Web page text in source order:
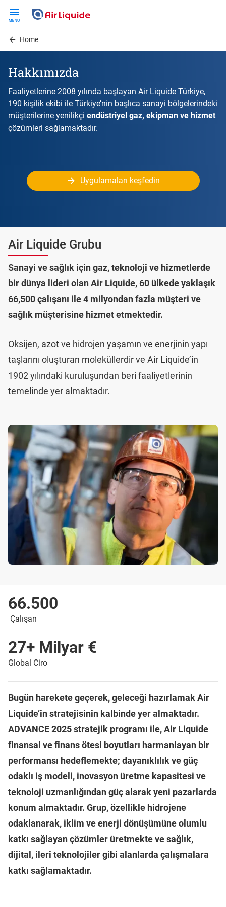
contentHome
Hakkımızda
Faaliyetlerine 2008 yılında başlayan Air Liquide Türkiye,
190 kişilik ekibi ile Türkiye’nin başlıca sanayi bölgelerindeki
müşterilerine yenilikçi endüstriyel gaz, ekipman ve hizmet
çözümleri sağlamaktadır.
Uygulamaları keşfedin
Air Liquide Grubu
Sanayi ve sağlık için gaz, teknoloji ve hizmetlerde
bir dünya lideri olan Air Liquide, 60 ülkede yaklaşık
66,500 çalışanı ile 4 milyondan fazla müşteri ve
sağlık müşterisine hizmet etmektedir.
Oksijen, azot ve hidrojen yaşamın ve enerjinin yapı
taşlarını oluşturan moleküllerdir ve Air Liquide’in
1902 yılındaki kuruluşundan beri faaliyetlerinin
temelinde yer almaktadır.
66.500
Çalışan
27+ Milyar €
Global Ciro
Bugün harekete geçerek, geleceği hazırlamak Air
Liquide’in stratejisinin kalbinde yer almaktadır.
ADVANCE 2025 stratejik programı ile, Air Liquide
finansal ve finans ötesi boyutları harmanlayan bir
performansı hedeflemekte; dayanıklılık ve güç
odaklı iş modeli, inovasyon üretme kapasitesi ve
teknoloji uzmanlığından güç alarak yeni pazarlarda
konum almaktadır. Grup, özellikle hidrojene
odaklanarak, iklim ve enerji dönüşümüne olumlu
katkı sağlayan çözümler üretmekte ve sağlık,
dijital, ileri teknolojiler gibi alanlarda çalışmalara
katkı sağlamaktadır.